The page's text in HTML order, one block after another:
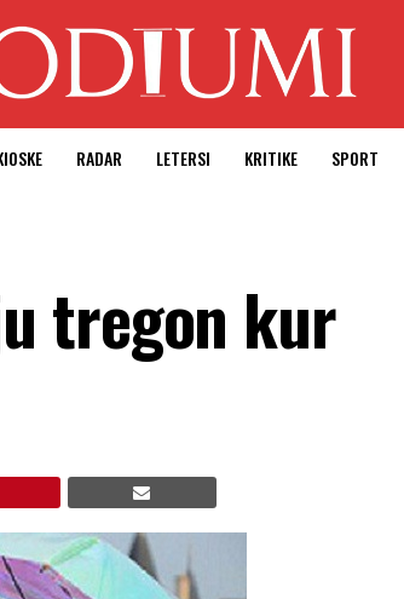
RADAR LETERSI KRITIKE SPORT
tregon kur